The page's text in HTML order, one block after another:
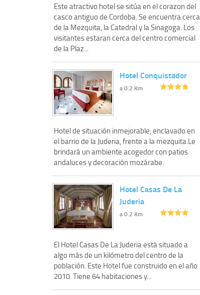
Este atractivo hotel se sitúa en el corazon del
casco antiguo de Cordoba. Se encuentra cerca
de la Mezquita, la Catedral y la Sinagoga. Los
visitantes estaran cerca del centro comercial
de la Plaz...
Hotel Conquistador
a 0.2 Km
Hotel de situación inmejorable, enclavado en
el barrio de la Juderia, frente a la mezquita.Le
brindará un ambiente acogedor con patios
andaluces y decoración mozárabe.
Hotel Casas De La
Juderia
a 0.2 Km
El Hotel Casas De La Juderia está situado a
algo más de un kilómetro del centro de la
población. Este Hotel fue construido en el año
2010. Tiene 64 habitaciones y...